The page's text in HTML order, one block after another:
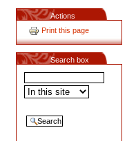
Actions
Print this page
Search box